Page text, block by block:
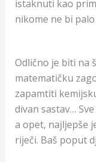
istaknuti kao
nikome ne bi
Odlično je biti na
matematičku
zapamtiti
divan sastav…
a opet, najljepše
riječi. Baš poput